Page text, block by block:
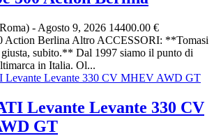
- Agosto 9, 2026 14400.00 €
Action Berlina Altro ACCESSORI: **Tomasi
subito.** Dal 1997 siamo il punto di
in Italia. Ol...
Levante Levante 330 CV
GT